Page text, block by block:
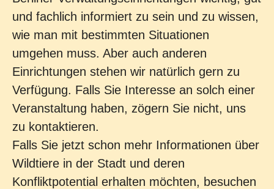
und fachlich informiert zu sein und zu wissen,
wie man mit bestimmten Situationen
umgehen muss. Aber auch anderen
Einrichtungen stehen wir natürlich gern zu
Verfügung. Falls Sie Interesse an solch einer
Veranstaltung haben, zögern Sie nicht, uns
zu kontaktieren.
Falls Sie jetzt schon mehr Informationen über
Wildtiere in der Stadt und deren
Konfliktpotential erhalten möchten, besuchen